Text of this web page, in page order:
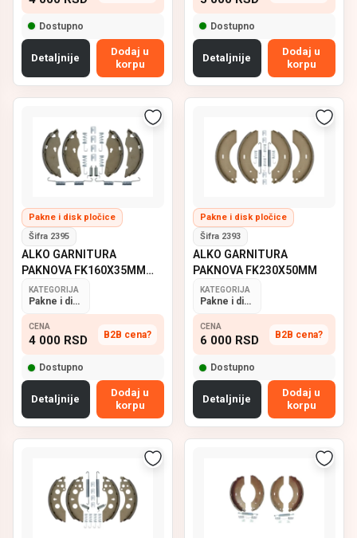
Dostupno
Detaljnije
Dodaj u
korpu
Dostupno
Detaljnije
Dodaj u
korpu
Pakne i disk pločice
Šifra 2395
ALKO GARNITURA
PAKNOVA FK160X35MM
1635,1636,1637
KATEGORIJA
Pakne i disk pločice
CENA
4 000 RSD B2B cena?
Dostupno
Detaljnije
Dodaj u
korpu
Pakne i disk pločice
Šifra 2393
ALKO GARNITURA
PAKNOVA FK230X50MM
KATEGORIJA
Pakne i disk pločice
CENA
6 000 RSD B2B cena?
Dostupno
Detaljnije
Dodaj u
korpu